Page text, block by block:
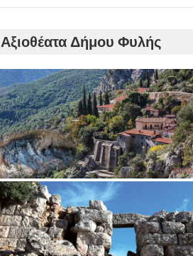
Αξιοθέατα Δήμου Φυλής